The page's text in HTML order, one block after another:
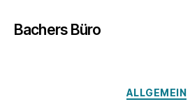
Bachers Büro
ALLGEMEIN